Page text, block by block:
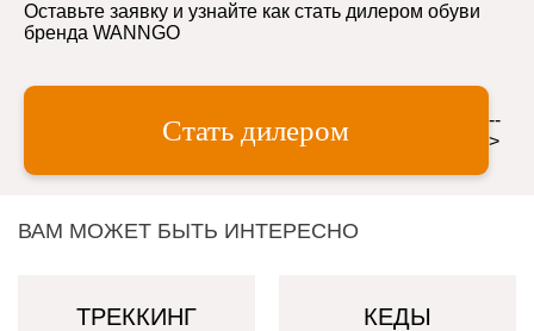
Оставьте заявку и узнайте как стать дилером обуви
бренда WANNGO
Стать дилером
--
>
ВАМ МОЖЕТ БЫТЬ ИНТЕРЕСНО
ТРЕККИНГ КЕДЫ